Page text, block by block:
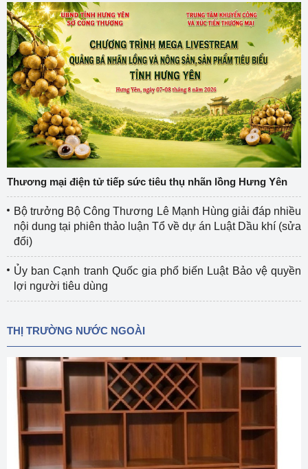
Thương mại điện tử tiếp sức tiêu thụ nhãn lồng Hưng Yên
Bộ trưởng Bộ Công Thương Lê Mạnh Hùng giải đáp nhiều
nội dung tại phiên thảo luận Tổ về dự án Luật Dầu khí (sửa
đổi)
Ủy ban Cạnh tranh Quốc gia phổ biến Luật Bảo vệ quyền
lợi người tiêu dùng
THỊ TRƯỜNG NƯỚC NGOÀI